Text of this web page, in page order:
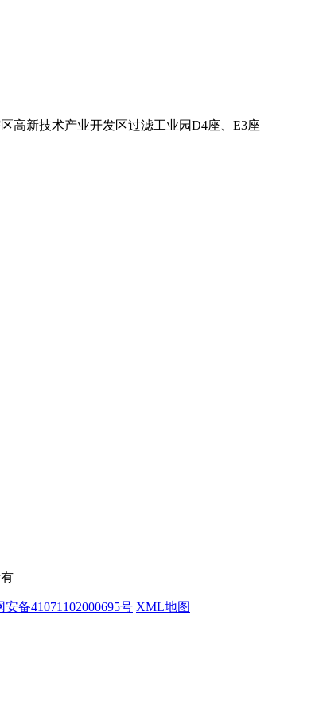
高新技术产业开发区过滤工业园D4座、E3座
安备41071102000695号 XML地图